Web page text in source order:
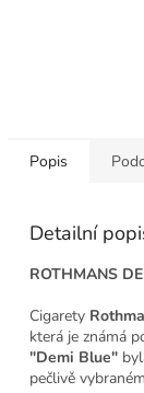
Popis
Detailní
ROTHMANS
Cigarety
která je známá
"Demi Blue"
pečlivě